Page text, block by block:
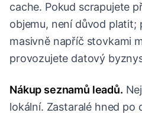
cache. Pokud scrapujete
objemu, není důvod platit;
masivně napříč stovkami
provozujete datový
Nákup seznamů leadů.
lokální. Zastaralé hned po